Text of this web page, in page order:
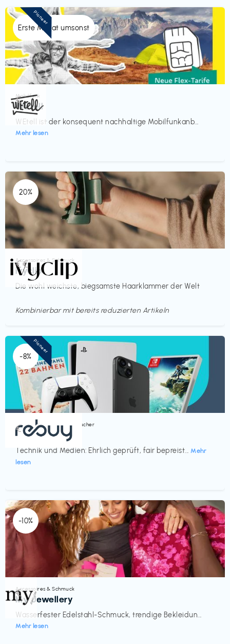
Erste Monat umsonst
Mobilfunk
WEtell
WEtell ist der konsequent nachhaltige Mobilfunkanb...
Mehr lesen
€‎
Pioneer
20%
Accessoires & Schmuck
ivyclip
Die wohl weichste, biegsamste Haarklammer der Welt
€€‎
Kombinierbar mit bereits reduzierten Artikeln
-8%
Bücher, Magazine & Hörbücher
rebuy
Technik und Medien: Ehrlich geprüft, fair bepreist... Mehr
lesen
€‎
Pioneer
-10%
Accessoires & Schmuck
My Jewellery
Wasserfester Edelstahl-Schmuck, trendige Bekleidun...
Mehr lesen
€‎